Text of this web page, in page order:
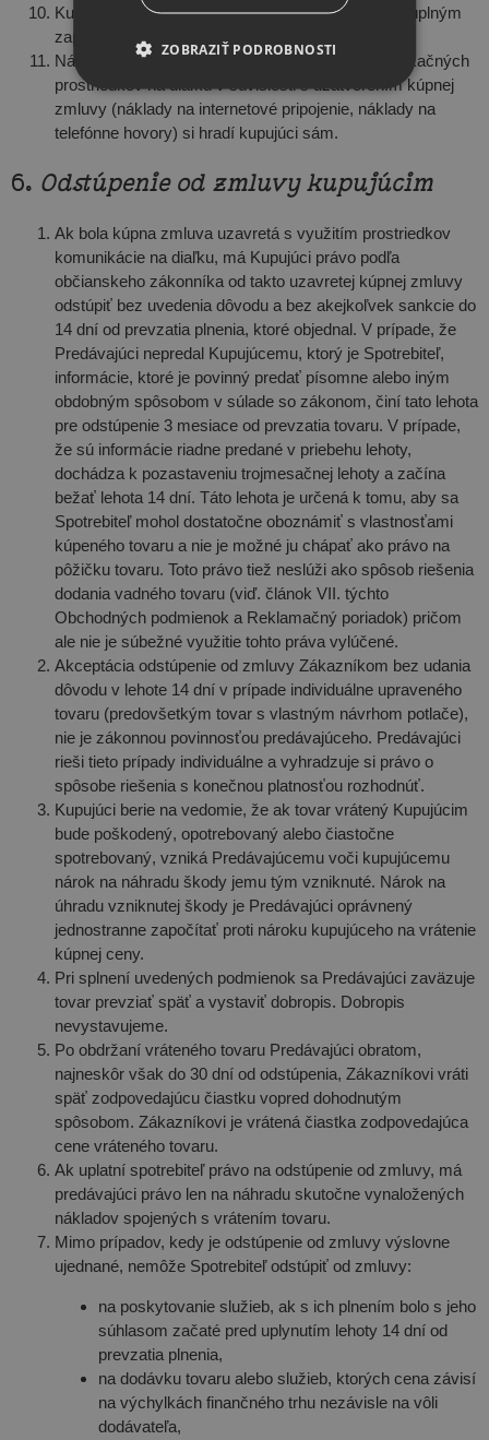
Kupujúci nadobudne vlastnícke právo k tovaru až úplným
zaplatením kúpnej ceny.
Náklady vzniknuté kupujúcemu pri použití komunikačných
prostriedkov na diaľku v súvislosti s uzatvorením kúpnej
zmluvy (náklady na internetové pripojenie, náklady na
telefónne hovory) si hradí kupujúci sám.
6. Odstúpenie od zmluvy kupujúcim
Ak bola kúpna zmluva uzavretá s využitím prostriedkov
komunikácie na diaľku, má Kupujúci právo podľa
občianskeho zákonníka od takto uzavretej kúpnej zmluvy
odstúpiť bez uvedenia dôvodu a bez akejkoľvek sankcie do
14 dní od prevzatia plnenia, ktoré objednal. V prípade, že
Predávajúci nepredal Kupujúcemu, ktorý je Spotrebiteľ,
informácie, ktoré je povinný predať písomne alebo iným
obdobným spôsobom v súlade so zákonom, činí tato lehota
pre odstúpenie 3 mesiace od prevzatia tovaru. V prípade,
že sú informácie riadne predané v priebehu lehoty,
dochádza k pozastaveniu trojmesačnej lehoty a začína
bežať lehota 14 dní. Táto lehota je určená k tomu, aby sa
Spotrebiteľ mohol dostatočne oboznámiť s vlastnosťami
kúpeného tovaru a nie je možné ju chápať ako právo na
pôžičku tovaru. Toto právo tiež neslúži ako spôsob riešenia
dodania vadného tovaru (viď. článok VII. týchto
Obchodných podmienok a Reklamačný poriadok) pričom
ale nie je súbežné využitie tohto práva vylúčené.
Akceptácia odstúpenie od zmluvy Zákazníkom bez udania
dôvodu v lehote 14 dní v prípade individuálne upraveného
tovaru (predovšetkým tovar s vlastným návrhom potlače),
nie je zákonnou povinnosťou predávajúceho. Predávajúci
rieši tieto prípady individuálne a vyhradzuje si právo o
spôsobe riešenia s konečnou platnosťou rozhodnúť.
Kupujúci berie na vedomie, že ak tovar vrátený Kupujúcim
bude poškodený, opotrebovaný alebo čiastočne
spotrebovaný, vzniká Predávajúcemu voči kupujúcemu
nárok na náhradu škody jemu tým vzniknuté. Nárok na
úhradu vzniknutej škody je Predávajúci oprávnený
jednostranne započítať proti nároku kupujúceho na vrátenie
kúpnej ceny.
Pri splnení uvedených podmienok sa Predávajúci zaväzuje
tovar prevziať späť a vystaviť dobropis. Dobropis
nevystavujeme.
Po obdržaní vráteného tovaru Predávajúci obratom,
najneskôr však do 30 dní od odstúpenia, Zákazníkovi vráti
späť zodpovedajúcu čiastku vopred dohodnutým
spôsobom. Zákazníkovi je vrátená čiastka zodpovedajúca
cene vráteného tovaru.
Ak uplatní spotrebiteľ právo na odstúpenie od zmluvy, má
predávajúci právo len na náhradu skutočne vynaložených
nákladov spojených s vrátením tovaru.
Mimo prípadov, kedy je odstúpenie od zmluvy výslovne
ujednané, nemôže Spotrebiteľ odstúpiť od zmluvy:
na poskytovanie služieb, ak s ich plnením bolo s jeho
súhlasom začaté pred uplynutím lehoty 14 dní od
prevzatia plnenia,
na dodávku tovaru alebo služieb, ktorých cena závisí
na výchylkách finančného trhu nezávisle na vôli
dodávateľa,
ZOBRAZIŤ PODROBNOSTI